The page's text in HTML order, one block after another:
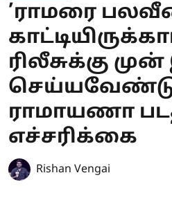
’ராமரை
ரிலீசுக்கு
ராமாயணா
எச்சரிக்கை
Rishan Vengai